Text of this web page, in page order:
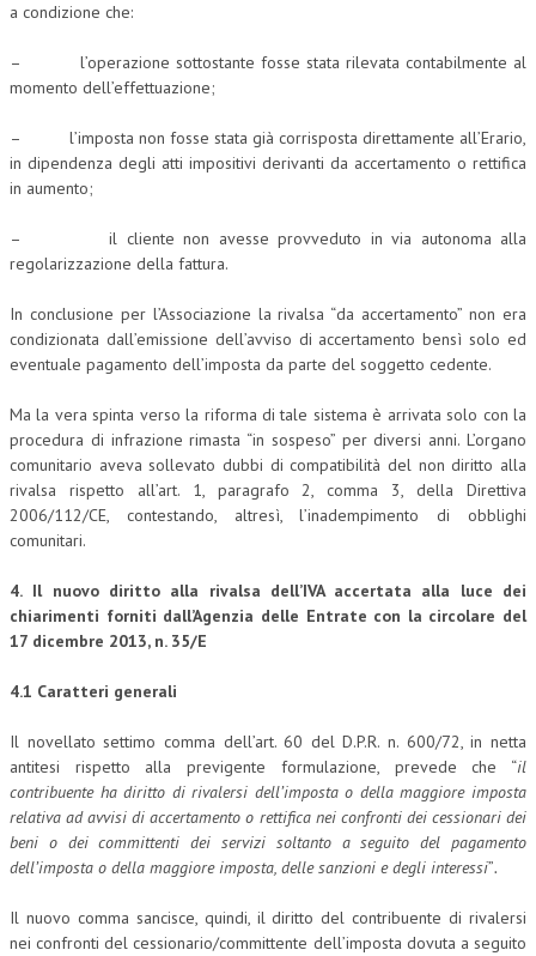
a condizione che:
– l’operazione sottostante fosse stata rilevata contabilmente al
momento dell’effettuazione;
– l’imposta non fosse stata già corrisposta direttamente all’Erario,
in dipendenza degli atti impositivi derivanti da accertamento o rettifica
in aumento;
– il cliente non avesse provveduto in via autonoma alla
regolarizzazione della fattura.
In conclusione per l’Associazione la rivalsa “da accertamento” non era
condizionata dall’emissione dell’avviso di accertamento bensì solo ed
eventuale pagamento dell’imposta da parte del soggetto cedente.
Ma la vera spinta verso la riforma di tale sistema è arrivata solo con la
procedura di infrazione rimasta “in sospeso” per diversi anni. L’organo
comunitario aveva sollevato dubbi di compatibilità del non diritto alla
rivalsa rispetto all’art. 1, paragrafo 2, comma 3, della Direttiva
2006/112/CE, contestando, altresì, l’inadempimento di obblighi
comunitari.
4. Il nuovo diritto alla rivalsa dell’IVA accertata alla luce dei
chiarimenti forniti dall’Agenzia delle Entrate con la circolare del
17 dicembre 2013, n. 35/E
4.1 Caratteri generali
Il novellato settimo comma dell’art. 60 del D.P.R. n. 600/72, in netta
antitesi rispetto alla previgente formulazione, prevede che “il
contribuente ha diritto di rivalersi dell’imposta o della maggiore imposta
relativa ad avvisi di accertamento o rettifica nei confronti dei cessionari dei
beni o dei committenti dei servizi soltanto a seguito del pagamento
dell’imposta o della maggiore imposta, delle sanzioni e degli interessi”.
Il nuovo comma sancisce, quindi, il diritto del contribuente di rivalersi
nei confronti del cessionario/committente dell’imposta dovuta a seguito